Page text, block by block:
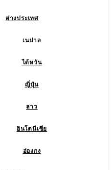
ต่างประเทศ
เนปาล
ไต้หวัน
ญี่ปุ่น
ลาว
อินโดนีเซีย
ฮ่องกง